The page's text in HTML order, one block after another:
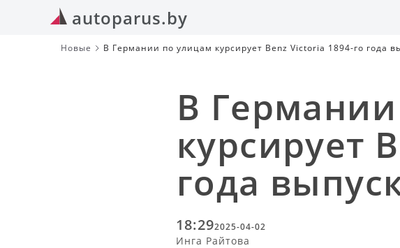
autoparus.by
Новые В Германии по улицам курсирует Benz Victoria 1894-го года
В
курсирует
года
18:292025-04-02
Инга Райтова